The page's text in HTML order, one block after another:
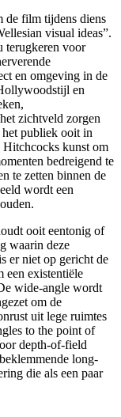
de film tijdens diens
visual ideas”.
terugkeren voor
en omgeving in de
en
zichtveld zorgen
publiek ooit in
Hitchcocks kunst om
bedreigend te
te zetten binnen de
wordt een
ooit eentonig of
waarin deze
er niet op gericht de
een existentiële
wide-angle wordt
om de
uit lege ruimtes
to the point of
depth-of-field
long-
die als een paar